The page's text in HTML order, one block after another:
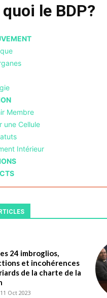
le BDP?
Membre
une Cellule
Intérieur
24 imbroglios,
et incohérences
de la charte de la
11 Oct 2023